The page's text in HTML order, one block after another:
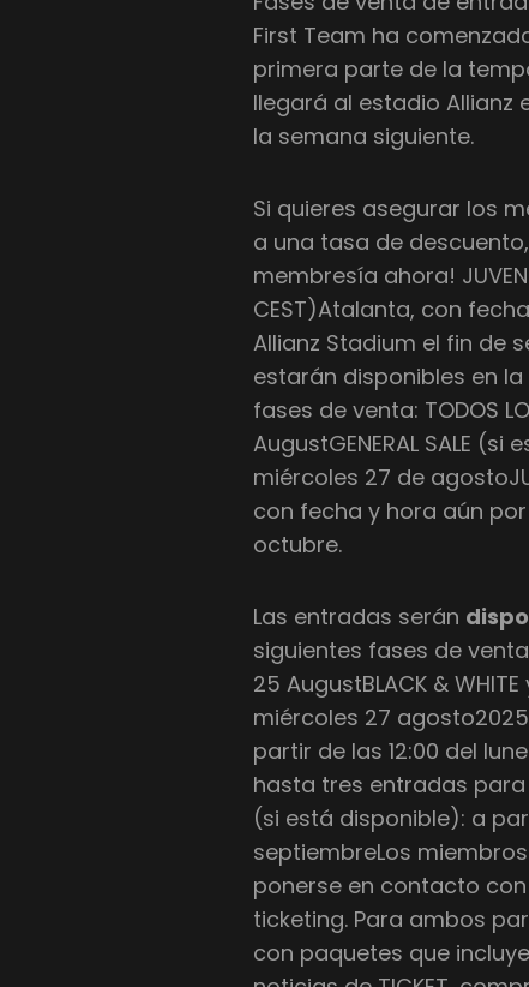
First Team ha
primera parte de la
llegará al estadio Allianz
la semana siguiente.
Si quieres asegurar los
a una tasa de
membresía ahora!
CEST)Atalanta, con
Allianz Stadium el fin de
estarán disponibles en
fases de venta: TODOS
AugustGENERAL SALE
miércoles 27 de
con fecha y hora aún
octubre.
Las entradas serán
siguientes fases de
25 AugustBLACK &
miércoles 27 agosto2025/
partir de las 12:00 del
hasta tres entradas para
(si está disponible): a
septiembreLos
ponerse en contacto
ticketing. Para ambos
con paquetes que